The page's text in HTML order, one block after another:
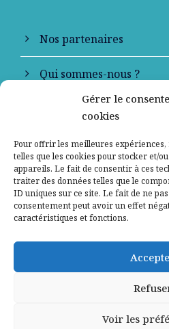
Gérer le
cookies
Pour offrir les meilleures expériences,
telles que les cookies pour stocker et/
appareils. Le fait de consentir à ces
traiter des données telles que le
ID uniques sur ce site. Le fait de ne
consentement peut avoir un effet
caractéristiques et fonctions.
Voir les
Nos partenaires
Qui sommes-nous ?
Contactez-nous
Mentions légales
Politique de